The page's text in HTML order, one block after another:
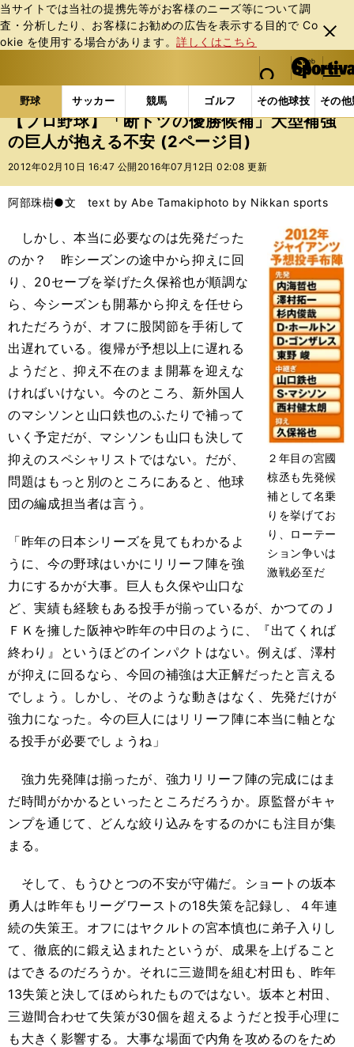
当サイトでは当社の提携先等がお客様のニーズ等について調
査・分析したり、お客様にお勧めの広告を表⽰する⽬的で Co
okie を使⽤する場合があります。詳しくはこちら
閉じ
る
web Sportiva (webスポルティーバ)
検索
マイペ
ー
ジ
メニュ
野球 サッカー 競馬 ゴルフ その他球技 その
b
ス
ポ
ル
バ
野球の記事一覧 プロ野球 【プロ野球】「断トツの
【プロ野球】「断トツの優勝候補」大型補強
の巨人が抱える不安 (2ページ目)
2012年02月10日 16:47 公開 2016年07月12日 02:08 更新
阿部珠樹●文 text by Abe Tamakiphoto by Nikkan sports
２年目の宮國
椋丞も先発候
補として名乗
りを挙げてお
り、ローテー
ション争いは
激戦必至だ
しかし、本当に必要なのは先発だった
のか？ 昨シーズンの途中から抑えに回
り、20セーブを挙げた久保裕也が順調な
ら、今シーズンも開幕から抑えを任せら
れただろうが、オフに股関節を手術して
出遅れている。復帰が予想以上に遅れる
ようだと、抑え不在のまま開幕を迎えな
ければいけない。今のところ、新外国人
のマシソンと山口鉄也のふたりで補って
いく予定だが、マシソンも山口も決して
抑えのスペシャリストではない。だが、
問題はもっと別のところにあると、他球
団の編成担当者は言う。
「昨年の日本シリーズを見てもわかるよ
うに、今の野球はいかにリリーフ陣を強
力にするかが大事。巨人も久保や山口な
ど、実績も経験もある投手が揃っているが、かつてのＪ
ＦＫを擁した阪神や昨年の中日のように、『出てくれば
終わり』というほどのインパクトはない。例えば、澤村
が抑えに回るなら、今回の補強は大正解だったと言える
でしょう。しかし、そのような動きはなく、先発だけが
強力になった。今の巨人にはリリーフ陣に本当に軸とな
る投手が必要でしょうね」
強力先発陣は揃ったが、強力リリーフ陣の完成にはま
だ時間がかかるといったところだろうか。原監督がキャ
ンプを通じて、どんな絞り込みをするのかにも注目が集
まる。
そして、もうひとつの不安が守備だ。ショートの坂本
勇人は昨年もリーグワーストの18失策を記録し、４年連
続の失策王。オフにはヤクルトの宮本慎也に弟子入りし
て、徹底的に鍛え込まれたというが、成果を上げること
はできるのだろうか。それに三遊間を組む村田も、昨年
13失策と決してほめられたものではない。坂本と村田、
三遊間合わせて失策が30個を超えるようだと投手心理に
も大きく影響する。大事な場面で内角を攻めるのをため